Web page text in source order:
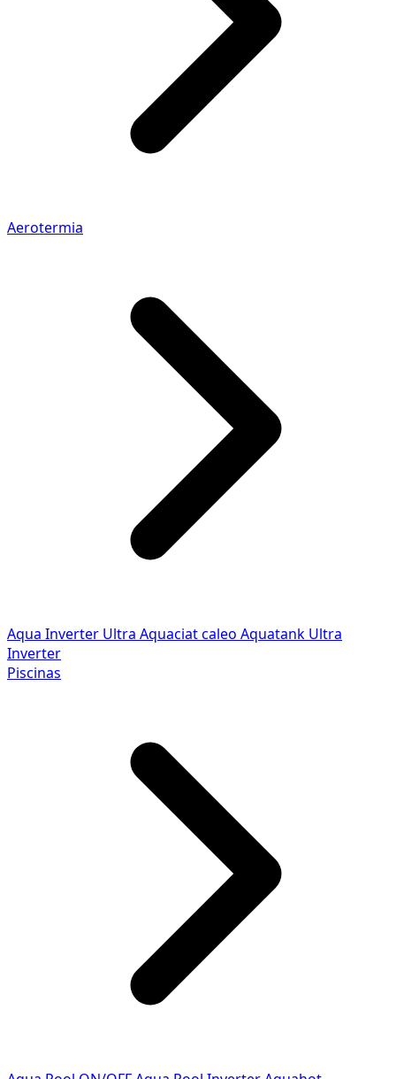
Aerotermia
Aqua Inverter Ultra Aquaciat caleo Aquatank Ultra
Inverter
Piscinas